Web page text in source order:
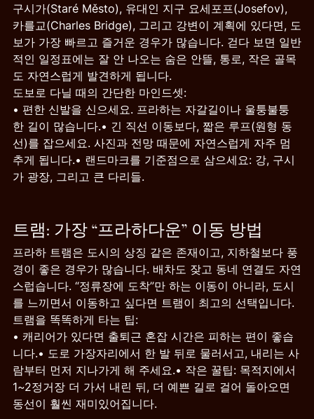
구시가(Staré Město), 유대인 지구 요세포프(Josefov),
카를교(Charles Bridge), 그리고 강변이 계획에 있다면, 도
보가 가장 빠르고 즐거운 경우가 많습니다. 걷다 보면 일반
적인 일정표에는 잘 안 나오는 숨은 안뜰, 통로, 작은 골목
도 자연스럽게 발견하게 됩니다.
도보로 다닐 때의 간단한 마인드셋:
• 편한 신발을 신으세요. 프라하는 자갈길이나 울퉁불퉁
한 길이 많습니다.• 긴 직선 이동보다, 짧은 루프(원형 동
선)를 잡으세요. 사진과 전망 때문에 자연스럽게 자주 멈
추게 됩니다.• 랜드마크를 기준점으로 삼으세요: 강, 구시
가 광장, 그리고 큰 다리들.
트램: 가장 “프라하다운” 이동 방법
프라하 트램은 도시의 상징 같은 존재이고, 지하철보다 풍
경이 좋은 경우가 많습니다. 배차도 잦고 동네 연결도 자연
스럽습니다. “정류장에 도착”만 하는 이동이 아니라, 도시
를 느끼면서 이동하고 싶다면 트램이 최고의 선택입니다.
트램을 똑똑하게 타는 팁:
• 캐리어가 있다면 출퇴근 혼잡 시간은 피하는 편이 좋습
니다.• 도로 가장자리에서 한 발 뒤로 물러서고, 내리는 사
람부터 먼저 지나가게 해 주세요.• 작은 꿀팁: 목적지에서
1~2정거장 더 가서 내린 뒤, 더 예쁜 길로 걸어 돌아오면
동선이 훨씬 재미있어집니다.